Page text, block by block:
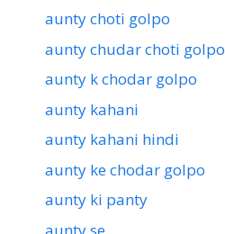
aunty choti golpo
aunty chudar choti golpo
aunty k chodar golpo
aunty kahani
aunty kahani hindi
aunty ke chodar golpo
aunty ki panty
aunty se